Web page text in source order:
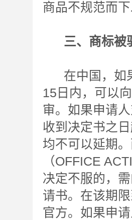
商品不规范而
三、商标被
在中国，如
15日内，可以
审。如果申请
收到决定书之
均不可以延期
（OFFICE
决定不服的，
请书。在该期
官方。如果申